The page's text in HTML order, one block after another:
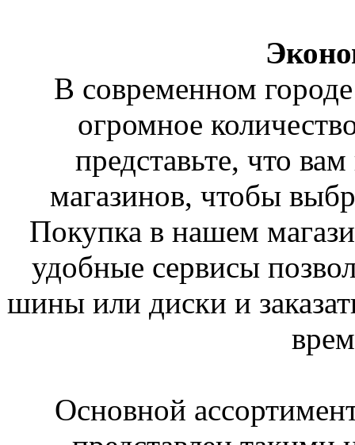
В современном
огромное
представьте, что
магазинов, чтобы
Покупка в нашем
удобные сервисы
шины или диски и
Основной